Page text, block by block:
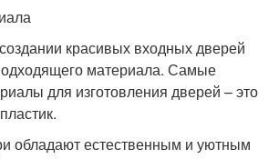
красивых входных дверей
материала. Самые
для изготовления дверей – это
обладают естественным и уютным